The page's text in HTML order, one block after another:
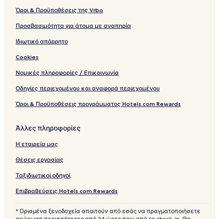
Όροι & Προϋποθέσεις της Vrbo
Προσβασιμότητα για άτομα με αναπηρία
Ιδιωτικό απόρρητο
Cookies
Νομικές πληροφορίες / Επικοινωνία
Οδηγίες περιεχομένου και αναφορά περιεχομένου
Όροι & Προϋποθέσεις προγράμματος Hotels.com Rewards
Άλλες πληροφορίες
Η εταιρεία μας
Θέσεις εργασίας
Ταξιδιωτικοί οδηγοί
Επιβραβεύσεις Hotels.com Rewards
* Ορισμένα ξενοδοχεία απαιτούν από εσάς να πραγματοποιήσετε